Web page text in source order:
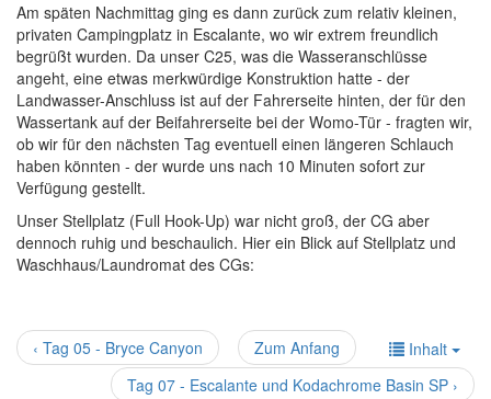
Am späten Nachmittag ging es dann zurück zum relativ kleinen,
privaten Campingplatz in Escalante, wo wir extrem freundlich
begrüßt wurden. Da unser C25, was die Wasseranschlüsse
angeht, eine etwas merkwürdige Konstruktion hatte - der
Landwasser-Anschluss ist auf der Fahrerseite hinten, der für den
Wassertank auf der Beifahrerseite bei der Womo-Tür - fragten wir,
ob wir für den nächsten Tag eventuell einen längeren Schlauch
haben könnten - der wurde uns nach 10 Minuten sofort zur
Verfügung gestellt.
Unser Stellplatz (Full Hook-Up) war nicht groß, der CG aber
dennoch ruhig und beschaulich. Hier ein Blick auf Stellplatz und
Waschhaus/Laundromat des CGs:
Inhalt
‹ Tag 05 - Bryce Canyon
Zum Anfang
Tag 07 - Escalante und Kodachrome Basin SP ›